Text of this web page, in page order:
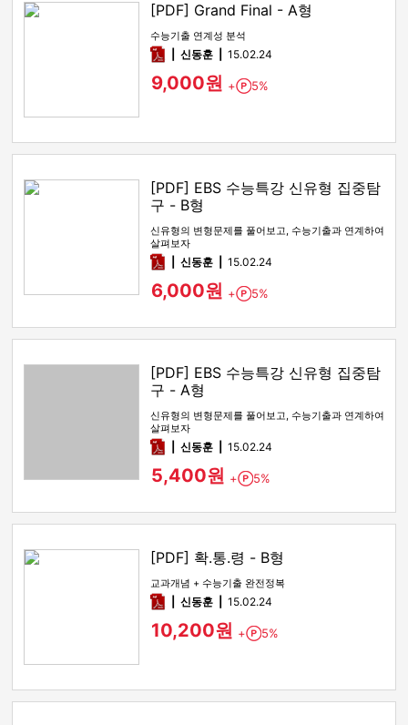
[PDF] Grand Final - A형
수능기출 연계성 분석
pdf신동훈 15.02.24
9,000원 + Point
5%
[PDF] EBS 수능특강 신유형 집중탐
구 - B형
신유형의 변형문제를 풀어보고, 수능기출과 연계하여
살펴보자
pdf신동훈 15.02.24
6,000원 + Point
5%
[PDF] EBS 수능특강 신유형 집중탐
구 - A형
신유형의 변형문제를 풀어보고, 수능기출과 연계하여
살펴보자
pdf신동훈 15.02.24
5,400원 + Point
5%
[PDF] 확.통.령 - B형
교과개념 + 수능기출 완전정복
pdf신동훈 15.02.24
10,200원 + Point
5%